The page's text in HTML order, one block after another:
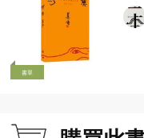
書單